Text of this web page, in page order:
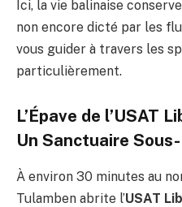
Ici, la vie balinaise
non encore dicté par les
vous guider à travers les
particulièrement.
L’Épave de l’USAT
Un Sanctuaire
À environ 30 minutes au
Tulamben abrite l’USAT